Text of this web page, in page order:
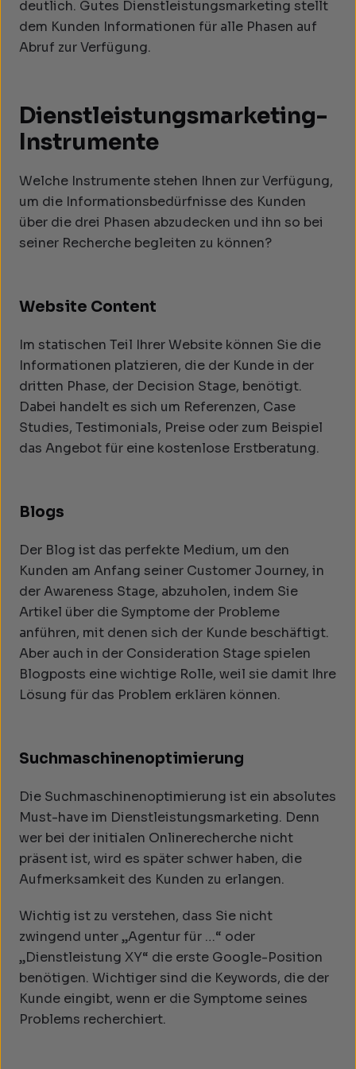
deutlich. Gutes Dienstleistungsmarketing stellt
dem Kunden Informationen für alle Phasen auf
Abruf zur Verfügung.
Dienstleistungsmarketing-
Instrumente
Welche Instrumente stehen Ihnen zur Verfügung,
um die Informationsbedürfnisse des Kunden
über die drei Phasen abzudecken und ihn so bei
seiner Recherche begleiten zu können?
Website Content
Im statischen Teil Ihrer Website können Sie die
Informationen platzieren, die der Kunde in der
dritten Phase, der Decision Stage, benötigt.
Dabei handelt es sich um Referenzen, Case
Studies, Testimonials, Preise oder zum Beispiel
das Angebot für eine kostenlose Erstberatung.
Blogs
Der Blog ist das perfekte Medium, um den
Kunden am Anfang seiner Customer Journey, in
der Awareness Stage, abzuholen, indem Sie
Artikel über die Symptome der Probleme
anführen, mit denen sich der Kunde beschäftigt.
Aber auch in der Consideration Stage spielen
Blogposts eine wichtige Rolle, weil sie damit Ihre
Lösung für das Problem erklären können.
Suchmaschinenoptimierung
Die Suchmaschinenoptimierung ist ein absolutes
Must-have im Dienstleistungsmarketing. Denn
wer bei der initialen Onlinerecherche nicht
präsent ist, wird es später schwer haben, die
Aufmerksamkeit des Kunden zu erlangen.
Wichtig ist zu verstehen, dass Sie nicht
zwingend unter „Agentur für …“ oder
„Dienstleistung XY“ die erste Google-Position
benötigen. Wichtiger sind die Keywords, die der
Kunde eingibt, wenn er die Symptome seines
Problems recherchiert.